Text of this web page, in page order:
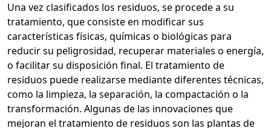
Una vez clasificados los residuos, se procede a su
tratamiento, que consiste en modificar sus
características físicas, químicas o biológicas para
reducir su peligrosidad, recuperar materiales o energía,
o facilitar su disposición final. El tratamiento de
residuos puede realizarse mediante diferentes técnicas,
como la limpieza, la separación, la compactación o la
transformación. Algunas de las innovaciones que
mejoran el tratamiento de residuos son las plantas de